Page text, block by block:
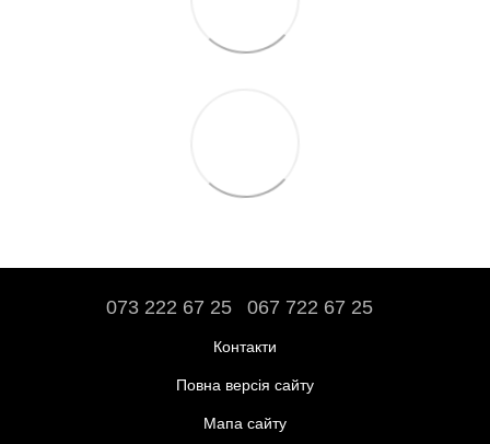
073 222 67 25 067 722 67 25
Контакти
Повна версія сайту
Мапа сайту